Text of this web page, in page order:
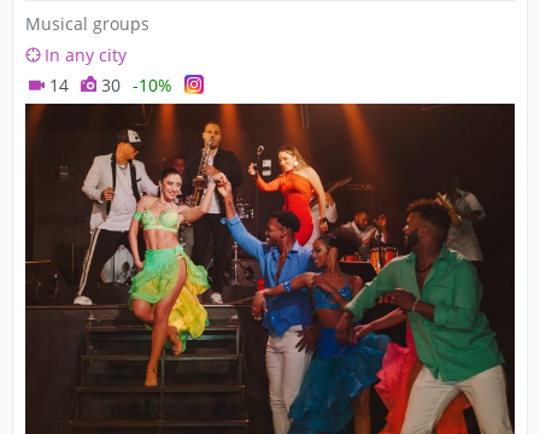
Musical groups
In any city
14
30 -10%